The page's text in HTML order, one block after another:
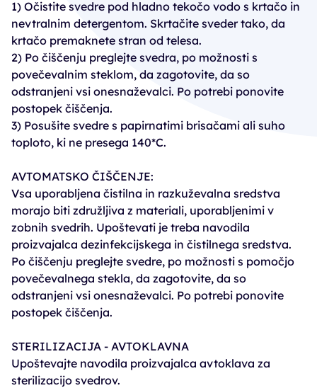
1) Očistite svedre pod hladno tekočo vodo s krtačo in
nevtralnim detergentom. Skrtačite sveder tako, da
krtačo premaknete stran od telesa.
2) Po čiščenju preglejte svedra, po možnosti s
povečevalnim steklom, da zagotovite, da so
odstranjeni vsi onesnaževalci. Po potrebi ponovite
postopek čiščenja.
3) Posušite svedre s papirnatimi brisačami ali suho
toploto, ki ne presega 140*C.
AVTOMATSKO ČIŠČENJE:
Vsa uporabljena čistilna in razkuževalna sredstva
morajo biti združljiva z materiali, uporabljenimi v
zobnih svedrih. Upoštevati je treba navodila
proizvajalca dezinfekcijskega in čistilnega sredstva.
Po čiščenju preglejte svedre, po možnosti s pomočjo
povečevalnega stekla, da zagotovite, da so
odstranjeni vsi onesnaževalci. Po potrebi ponovite
postopek čiščenja.
STERILIZACIJA - AVTOKLAVNA
Upoštevajte navodila proizvajalca avtoklava za
sterilizacijo svedrov.